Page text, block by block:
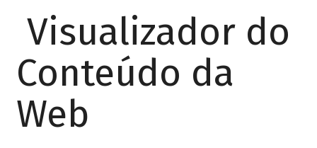
Visualizador do
Conteúdo da
Web